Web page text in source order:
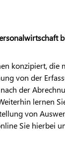
konzipiert, die
von der
der
lernen
von
Sie hierbei